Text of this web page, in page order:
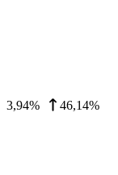
3,94% 46,14%